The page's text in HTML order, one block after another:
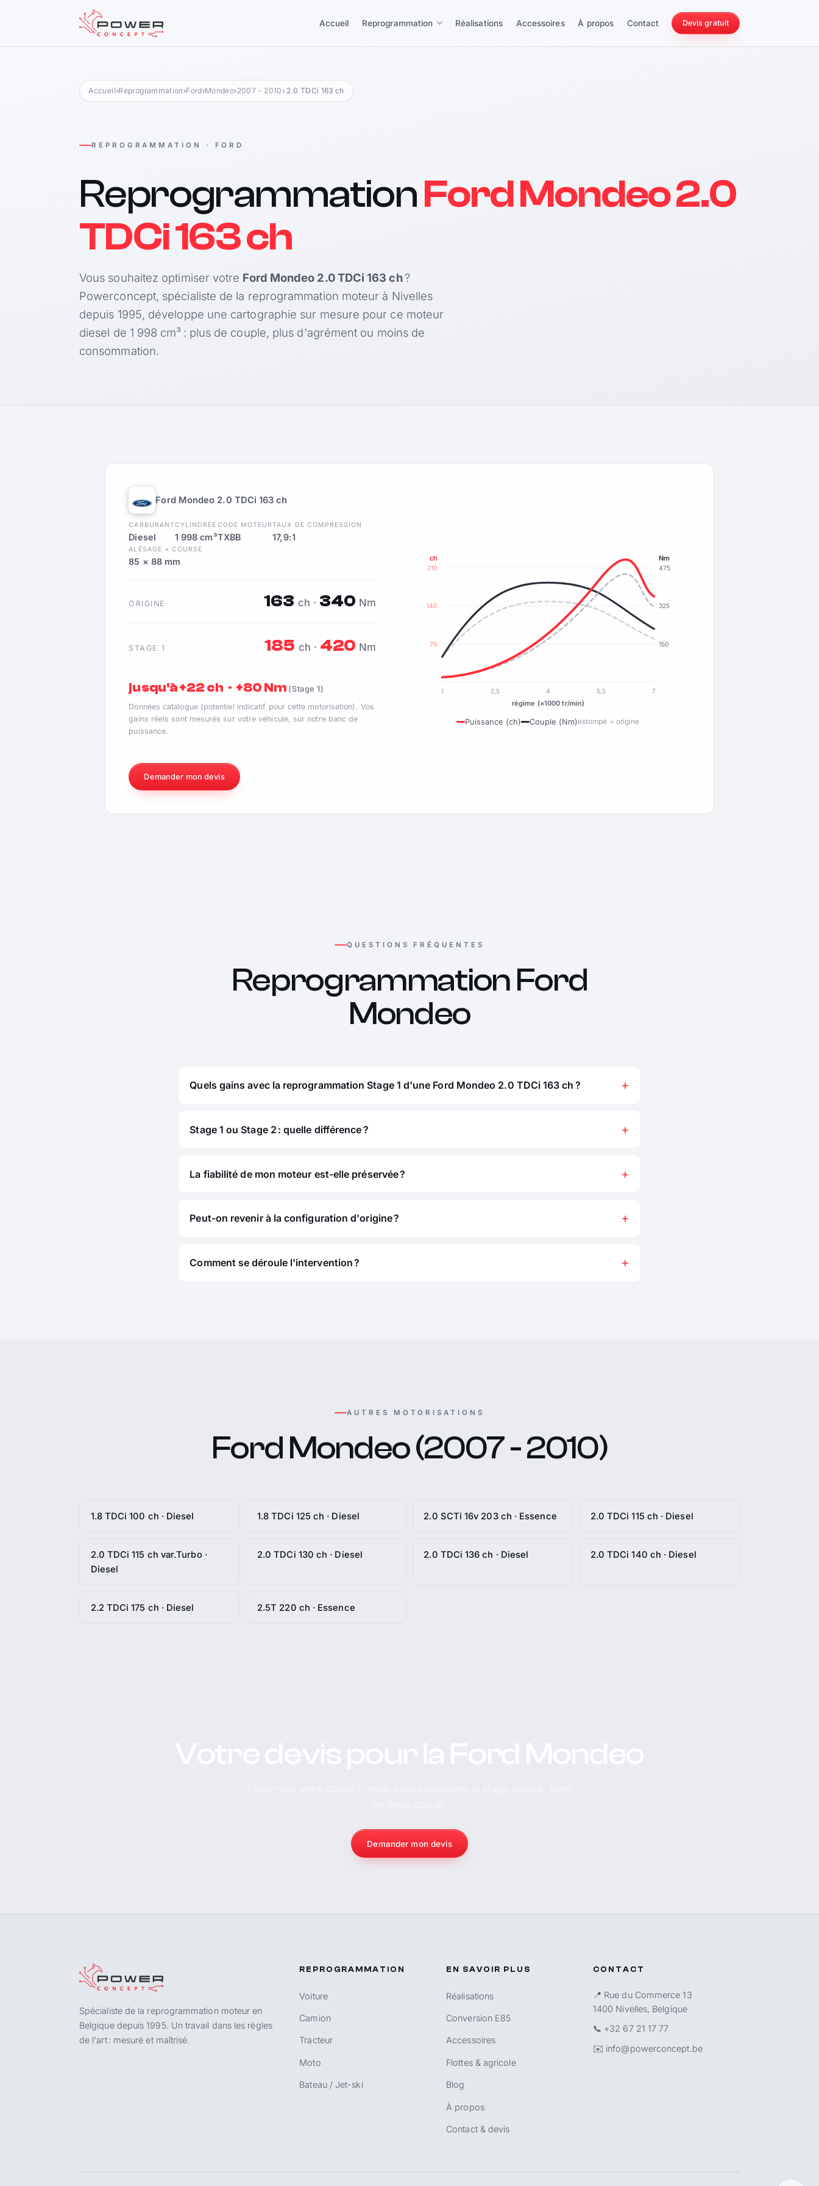
Accueil Reprogrammation Réalisations Accessoires À propos Contact Devis gratuit
228 Nm
Accueil›Reprogrammation ›Ford›Mondeo›2007 - 2010 › 2.0 TDCi 163 ch
REPROGRAMMATION · FORD
ReprogrammationFord Mondeo 2.0
TDCi 163 ch
Vous souhaitez optimiser votre Ford Mondeo 2.0 TDCi 163 ch?
Powerconcept, spécialiste de la reprogrammation moteur à Nivelles
depuis 1995, développe une cartographie sur mesure pour ce moteur
diesel de 1 998 cm³ : plus de couple, plus d'agrément ou moins de
consommation.
Ford Mondeo 2.0 TDCi 163 ch
CARBURANT
Diesel
CYLINDRÉE
1 998 cm³
CODE MOTEUR
TXBB
TAUX DE COMPRESSION
17,9:1
ALÉSAGE × COURSE
85 × 88 mm
ORIGINE 163 ch · 340 Nm
STAGE 1 185 ch · 420 Nm
jusqu'à +22 ch · +80 Nm (Stage 1)
Données catalogue (potentiel indicatif pour cette motorisation). Vos
gains réels sont mesurés sur votre véhicule, sur notre banc de
puissance.
70
140
210
150
325
475
ch Nm
1 2,5 4 5,5 7
régime (×1000 tr/min)
Puissance (ch) Couple (Nm)estompé = origine
Demander mon devis
QUESTIONS FRÉQUENTES
Reprogrammation Ford
Mondeo
Quels gains avec la reprogrammation Stage 1 d'une Ford Mondeo 2.0 TDCi 163 ch ?
Stage 1 ou Stage 2 : quelle différence ?
La fiabilité de mon moteur est-elle préservée ?
Peut-on revenir à la configuration d'origine ?
Comment se déroule l'intervention ?
AUTRES MOTORISATIONS
Ford Mondeo (2007 - 2010)
1.8 TDCi 100 ch · Diesel 1.8 TDCi 125 ch · Diesel 2.0 SCTi 16v 203 ch · Essence 2.0 TDCi 115 ch · Diesel
2.0 TDCi 115 ch var.Turbo ·
Diesel
2.0 TDCi 130 ch · Diesel 2.0 TDCi 136 ch · Diesel 2.0 TDCi 140 ch · Diesel
2.2 TDCi 175 ch · Diesel 2.5T 220 ch · Essence
Demander mon devis
Spécialiste de la reprogrammation moteur en
Belgique depuis 1995. Un travail dans les règles
de l'art : mesuré et maîtrisé.
REPROGRAMMATION
Voiture
Camion
Tracteur
Moto
Bateau / Jet-ski
EN SAVOIR PLUS
Réalisations
Conversion E85
Accessoires
Flottes & agricole
Blog
À propos
Contact & devis
CONTACT
📍 Rue du Commerce 13
1400 Nivelles, Belgique
📞 +32 67 21 17 77
✉️ info@powerconcept.be